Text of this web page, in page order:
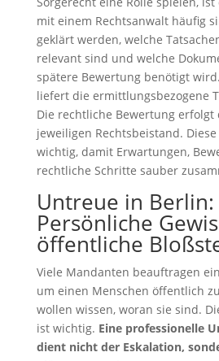
mit einem Rechtsanwalt häufig
geklärt werden, welche
relevant sind und welche
spätere Bewertung benötigt
liefert die ermittlungsbezogene
Die rechtliche Bewertung erfolgt
jeweiligen Rechtsbeistand.
wichtig, damit Erwartungen,
rechtliche Schritte sauber
Untreue in Berlin:
Persönliche
öffentliche
Viele Mandanten beauftragen
um einen Menschen öffentlich
wollen wissen, woran sie sind.
ist wichtig. Eine professionelle
dient nicht der Eskalation,